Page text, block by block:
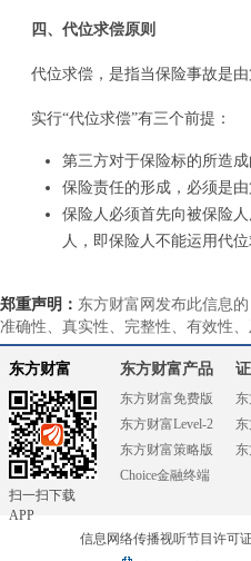
四、代位求偿原则
代位求偿，是指当保险事故是
实行“代位求偿”有三个前提：
第三方对于保险标的所造
保险责任的形成，必须是由
保险人必须首先向被保险
人，即保险人不能运用代
郑重声明： 东方财富网发布此信息
准确性、真实性、完整性、有效性
东方财富
扫一扫下载
APP
东方财富产品
东方财富免费版
东方财富Level-2
东方财富策略版
Choice金融终端
信息网络传播视听节目许可